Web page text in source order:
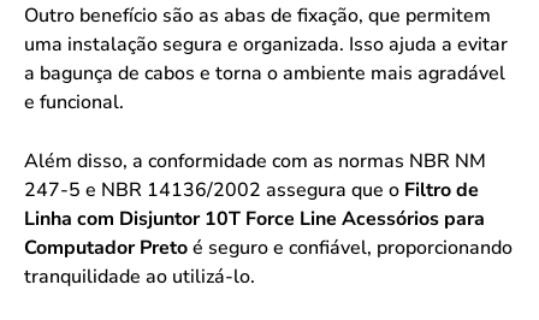
Outro benefício são as abas de fixação, que permitem
uma instalação segura e organizada. Isso ajuda a evitar
a bagunça de cabos e torna o ambiente mais agradável
e funcional.
Além disso, a conformidade com as normas NBR NM
247-5 e NBR 14136/2002 assegura que o Filtro de
Linha com Disjuntor 10T Force Line Acessórios para
Computador Pretoé seguro e confiável, proporcionando
tranquilidade ao utilizá-lo.